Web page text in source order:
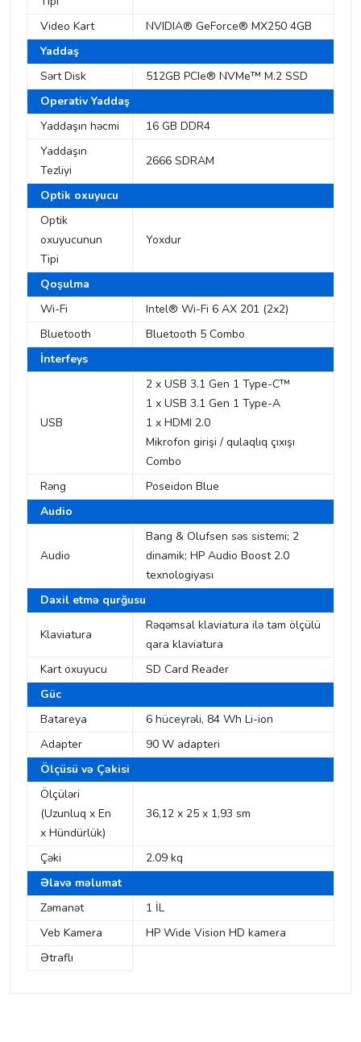
Video Kart
NVIDIA® GeForce® MX250 4GB
Yaddaş
Sərt Disk
512GB PCIe® NVMe™ M.2 SSD
Operativ Yaddaş
Yaddaşın həcmi
16 GB DDR4
Yaddaşın
Tezliyi
2666 SDRAM
Optik oxuyucu
Optik
oxuyucunun
Tipi
Yoxdur
Qoşulma
Wi-Fi
Intel® Wi-Fi 6 AX 201 (2x2)
Bluetooth
Bluetooth 5 Combo
İnterfeys
USB
2 x USB 3.1 Gen 1 Type-C™
1 x USB 3.1 Gen 1 Type-A
1 x HDMI 2.0
Mikrofon girişi / qulaqlıq çıxışı
Combo
Rəng
Poseidon Blue
Audio
Audio
Bang & Olufsen səs sistemi; 2
dinamik; HP Audio Boost 2.0
texnologiyası
Daxil etmə qurğusu
Klaviatura
Rəqəmsal klaviatura ilə tam ölçülü
qara klaviatura
Kart oxuyucu
SD Card Reader
Güc
Batareya
6 hüceyrəli, 84 Wh Li-ion
Adapter
90 W adapteri
Ölçüsü və Çəkisi
Ölçüləri
(Uzunluq x En
x Hündürlük)
36,12 x 25 x 1,93 sm
Çəki
2.09 kq
Əlavə məlumat
Zəmanət
1 İL
Veb Kamera
HP Wide Vision HD kamera
Ətraflı